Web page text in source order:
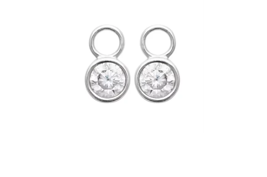
S'IDENTIFIER
MON COMPTE